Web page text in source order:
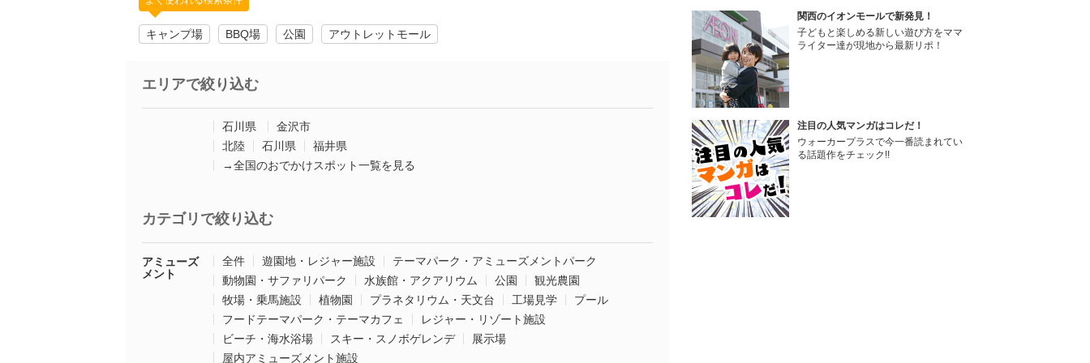
キャンプ場 BBQ場 公園 アウトレットモール
エリアで絞り込む
石川県
金沢市
北陸
石川県
福井県
→全国のおでかけスポット一覧を見る
カテゴリで絞り込む
アミューズ
メント
全件 遊園地・レジャー施設
テーマパーク・アミューズメントパーク
動物園・サファリパーク
水族館・アクアリウム 公園
観光農園
牧場・乗馬施設
植物園 プラネタリウム・天文台 工場見学
プール
フードテーマパーク・テーマカフェ
レジャー・リゾート施設
ビーチ・海水浴場
スキー・スノボゲレンデ
展示場
屋内アミューズメント施設
関西のイオンモールで新発見！
子どもと楽しめる新しい遊び方をママ
ライター達が現地から最新リポ！
注目の人気マンガはコレだ！
ウォーカープラスで今一番読まれてい
る話題作をチェック!!